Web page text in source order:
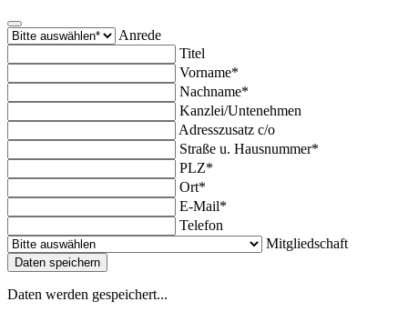
Anrede
Titel
Vorname*
Nachname*
Kanzlei/Untenehmen
Adresszusatz c/o
Straße u. Hausnummer*
PLZ*
Ort*
E-Mail*
Telefon
Mitgliedschaft
Daten speichern
Daten werden gespeichert...